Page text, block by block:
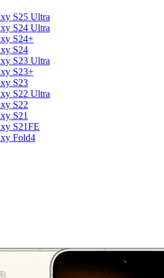
S25 Ultra
S24 Ultra
S24+
S24
S23 Ultra
S23+
S23
S22 Ultra
S22
S21
S21FE
Fold4